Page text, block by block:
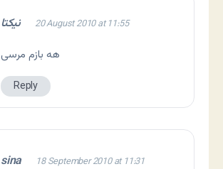
نیکتا 20 August 2010 at 11:55
هه بازم مرسی
Reply
sina 18 September 2010 at 11:31